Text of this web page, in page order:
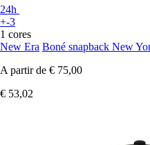
24h
+-3
1 cores
New Era Boné snapback New
A partir de € 75,00
€ 53,02